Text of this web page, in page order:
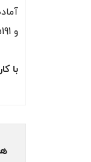
و 09914515191 تماس حاصل فرمایید.
با